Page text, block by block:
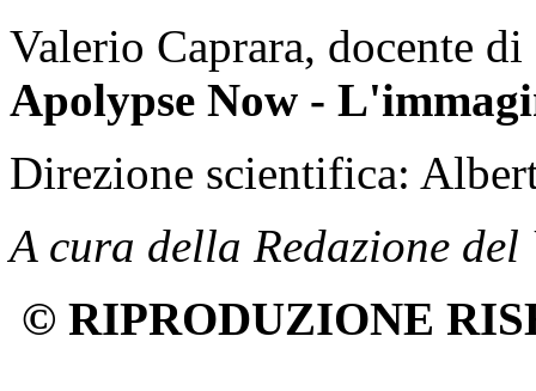
Valerio Caprara, docente
Apolypse Now -
Direzione scientifica:
A cura della Redazione del
© RIPRODUZIONE